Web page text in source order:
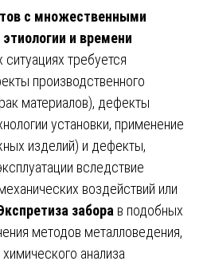
с множественными
и времени
ситуациях требуется
производственного
материалов), дефекты
установки, применение
изделий) и дефекты,
вследствие
воздействий или
забора в подобных
методов металловедения,
анализа